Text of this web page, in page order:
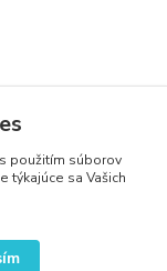
s použitím súborov
týkajúce sa Vašich